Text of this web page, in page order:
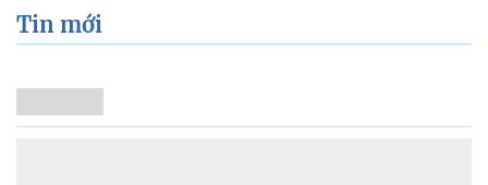
Tin mới